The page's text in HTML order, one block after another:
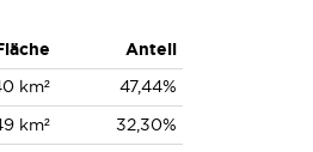
Anteil
km²
47,44%
km²
32,30%